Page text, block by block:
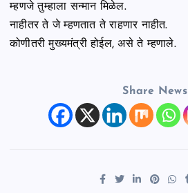
म्हणजे तुम्हाला सन्मान मिळेल.
नाहीतर ते जे म्हणतात ते राहणार नाहीत.
कोणीतरी मुख्यमंत्री होईल, असे ते म्हणाले.
Share News